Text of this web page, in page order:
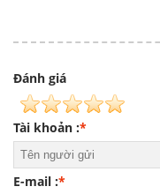
Ðánh giá
*
Tài khoản :
*
E-mail :